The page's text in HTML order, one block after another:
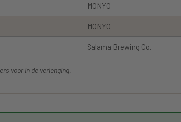
MONYO
MONYO
Salama Brewing Co.
voor in de verlenging.